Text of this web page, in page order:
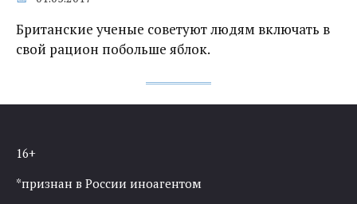
Британские ученые советуют людям включать в
свой рацион побольше яблок.
16+
*признан в России иноагентом